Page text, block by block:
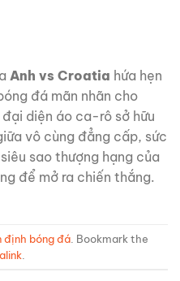
Anh vs Croatia hứa hẹn
đá mãn nhãn cho
diện áo ca-rô sở hữu
vô cùng đẳng cấp, sức
sao thượng hạng của
để mở ra chiến thắng.
định bóng đá . Bookmark the
.